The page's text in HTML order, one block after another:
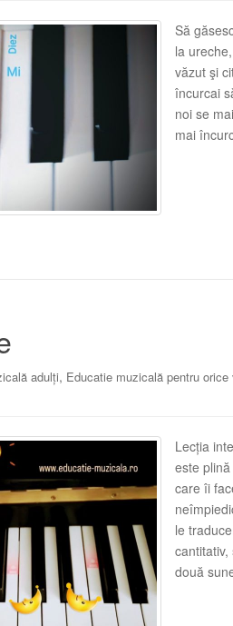
Să
la
văzut şi
încurcai
noi se
mai
adulți, Educatie muzicală pentru orice
Lecția
este
care îi
le
două